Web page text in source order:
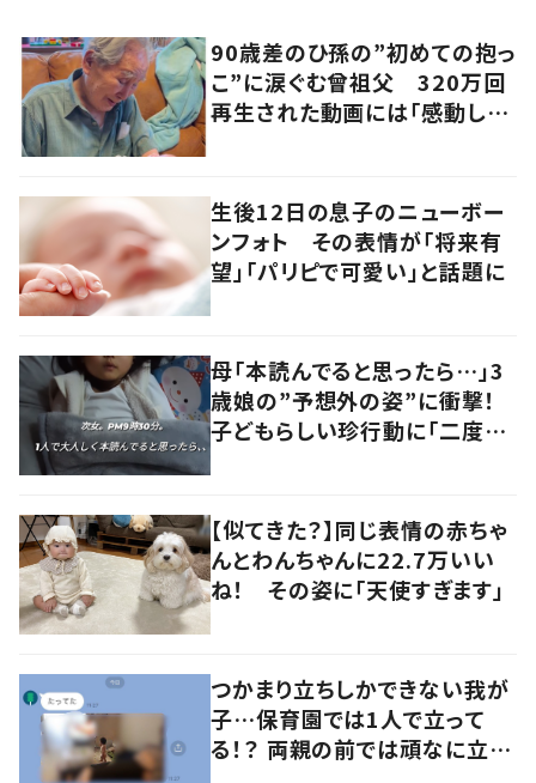
90歳差のひ孫の”初めての抱っ
こ”に涙ぐむ曾祖父 320万回
再生された動画には「感動し
生後12日の息子のニューボー
ンフォト その表情が「将来有
望」「パリピで可愛い」と話題に
母「本読んでると思ったら…」3
歳娘の”予想外の姿”に衝撃！
子どもらしい珍行動に「二度見
【似てきた？】同じ表情の赤ちゃ
んとわんちゃんに22.7万いい
ね！ その姿に「天使すぎます」
つかまり立ちしかできない我が
子…保育園では1人で立って
る！？ 両親の前では頑なに立た